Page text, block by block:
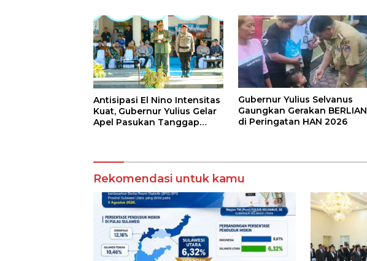
Antisipasi El Nino Intensitas
Kuat, Gubernur Yulius Gelar
Apel Pasukan Tanggap
Gubernur Yulius Selvanus
Gaungkan Gerakan BERLIAN
di Peringatan HAN 2026
Rekomendasi untuk kamu